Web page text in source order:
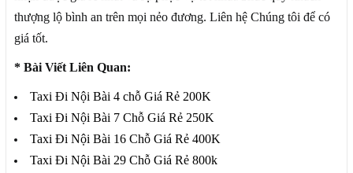
thượng lộ bình an trên mọi nẻo đương. Liên hệ Chúng tôi để có
giá tốt.
* Bài Viết Liên Quan:
Taxi Đi Nội Bài 4 chỗ Giá Rẻ 200K
Taxi Đi Nội Bài 7 Chỗ Giá Rẻ 250K
Taxi Đi Nội Bài 16 Chỗ Giá Rẻ 400K
Taxi Đi Nội Bài 29 Chỗ Giá Rẻ 800k